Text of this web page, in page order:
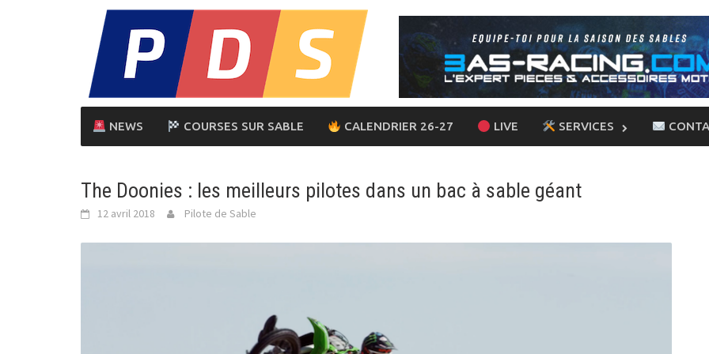
NEWS COURSES SUR SABLE CALENDRIER 26-27 LIVE SERVICES
The Doonies : les meilleurs pilotes dans un bac à sable géant
12 avril 2018 Pilote de Sable